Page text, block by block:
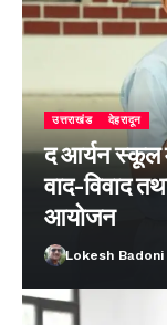
उत्तराखंड देहरादून
द आर्यन स्कूल
वाद-विवाद
आयोजन
Lokesh Badoni